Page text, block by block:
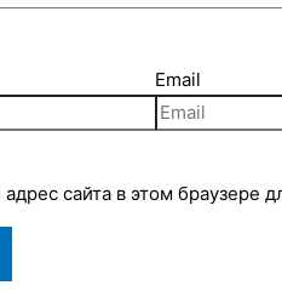
Email
сайта в этом браузере